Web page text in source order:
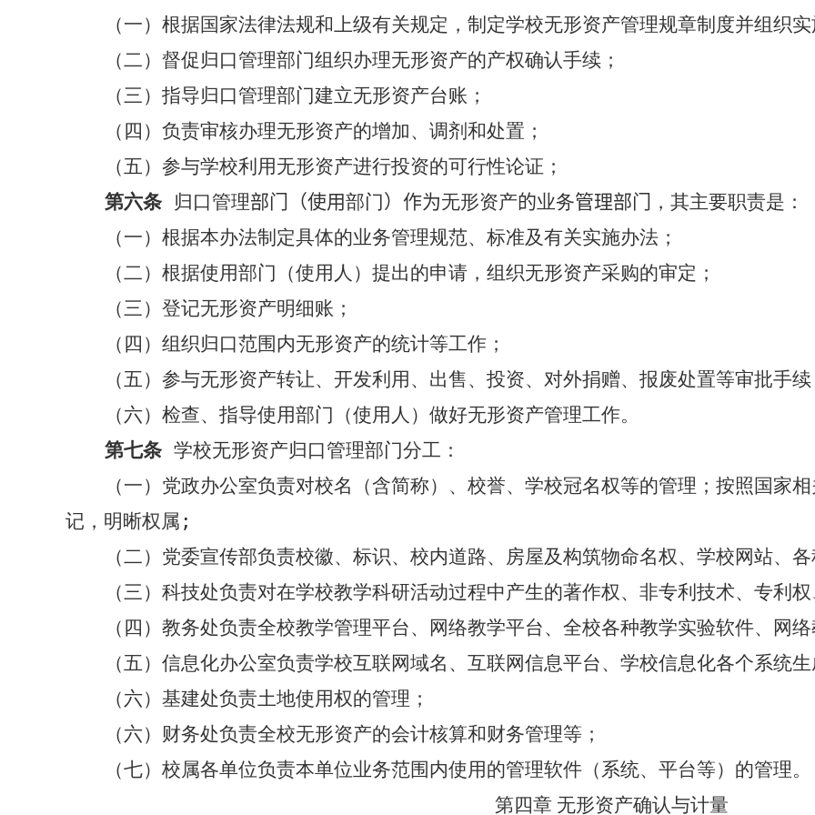
（一）根据国家法律法规和上级有关规定，制定学校无形资产管理规章制度并组织
（二）督促归口管理部门组织办理无形资产的产权确认手续；
（三）指导归口管理部门建立无形资产台账；
（四）负责审核办理无形资产的增加、调剂和处置；
（五）参与学校利用无形资产进行投资的可行性论证；
第六条归口管理部门 （使用部门） 作为无形资产的业务管理部门 ，其主要职责是：
（一）根据本办法制定具体的业务管理规范、标准及有关实施办法；
（二）根据使用部门（使用人）提出的申请，组织无形资产采购的审定；
（三）登记无形资产明细账；
（四）组织归口范围内无形资产的统计等工作；
（五）参与无形资产转让、开发利用、出售、投资、对外捐赠、报废处置等审批手
（六）检查、指导使用部门（使用人）做好无形资产管理工作。
第七条学校无形资产归口管理部门分工：
（一）党政办公室负责对校名（含简称）、校誉、学校冠名权等的管理；按照国家
记，明晰权属 ;
（二）党委宣传部负责校徽、标识、校内道路、房屋及构筑物命名权、学校网站、
（三）科技处负责对在学校教学科研活动过程中产生的著作权、非专利技术、专利
（四）教务处负责全校教学管理平台、网络教学平台、全校各种教学实验软件、网
（五）信息化办公室负责学校互联网域名、互联网信息平台、学校信息化各个系统
（六）基建处负责土地使用权的管理；
（六）财务处负责全校无形资产的会计核算和财务管理等；
（七）校属各单位负责本单位业务范围内使用的管理软件（系统、平台等）的管理。
第四章 无形资产确认与计量